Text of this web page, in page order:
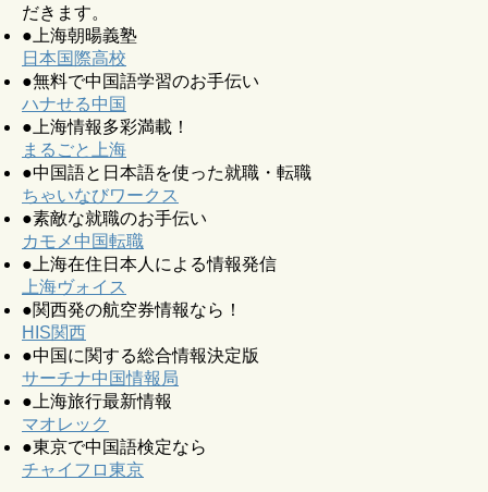
だきます。
●上海朝暘義塾
日本国際高校
●無料で中国語学習のお手伝い
ハナせる中国
●上海情報多彩満載！
まるごと上海
●中国語と日本語を使った就職・転職
ちゃいなびワークス
●素敵な就職のお手伝い
カモメ中国転職
●上海在住日本人による情報発信
上海ヴォイス
●関西発の航空券情報なら！
HIS関西
●中国に関する総合情報決定版
サーチナ中国情報局
●上海旅行最新情報
マオレック
●東京で中国語検定なら
チャイフロ東京